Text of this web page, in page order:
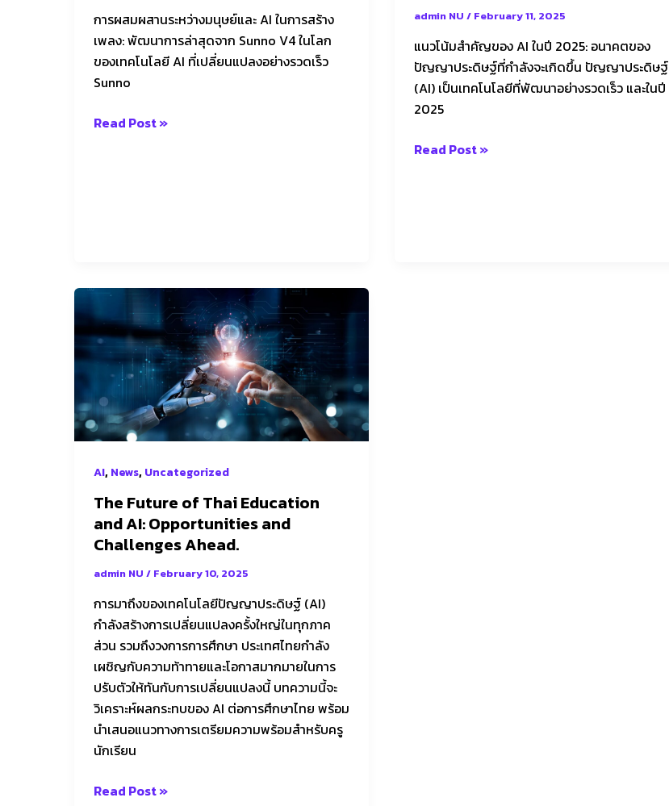
การผสมผสานระหว่างมนุษย์และ AI ในการสร้าง
เพลง: พัฒนาการล่าสุดจาก Sunno V4 ในโลก
ของเทคโนโลยี AI ที่เปลี่ยนแปลงอย่างรวดเร็ว
Sunno
Read Post »
admin NU/ February 11, 2025
แนวโน้มสำคัญของ AI ในปี 2025: อนาคตของ
ปัญญาประดิษฐ์ที่กำลังจะเกิดขึ้น ปัญญาประดิษฐ์
(AI) เป็นเทคโนโลยีที่พัฒนาอย่างรวดเร็ว และในปี
2025
Read Post »
AI,News,Uncategorized
The Future of Thai Education
and AI: Opportunities and
Challenges Ahead.
admin NU / February 10, 2025
การมาถึงของเทคโนโลยีปัญญาประดิษฐ์ (AI)
กำลังสร้างการเปลี่ยนแปลงครั้งใหญ่ในทุกภาค
ส่วน รวมถึงวงการการศึกษา ประเทศไทยกำลัง
เผชิญกับความท้าทายและโอกาสมากมายในการ
ปรับตัวให้ทันกับการเปลี่ยนแปลงนี้ บทความนี้จะ
วิเคราะห์ผลกระทบของ AI ต่อการศึกษาไทย พร้อม
นำเสนอแนวทางการเตรียมความพร้อมสำหรับครู
นักเรียน
The
Future
of
Thai
Education
and
AI:
Opportunities
and
Ahead.
Read Post »